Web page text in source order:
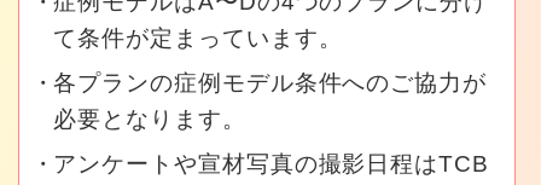
て条件が定まっています。
各プランの症例モデル条件へのご協力が
必要となります。
アンケートや宣材写真の撮影日程はTCB